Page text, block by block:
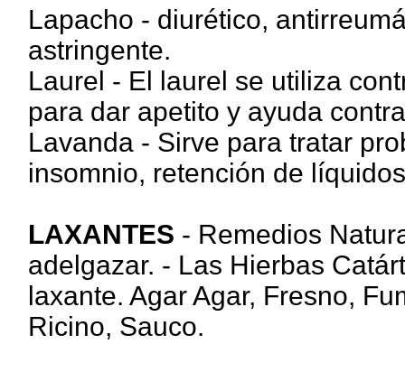
Lapacho - diurético,
astringente.
Laurel - El laurel se utiliza
para dar apetito y ayuda
Lavanda - Sirve para tratar
insomnio, retención de
LAXANTES - Remedios
adelgazar. - Las Hierbas
laxante. Agar Agar, Fresno,
Ricino, Sauco.